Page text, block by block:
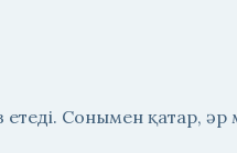
етеді. Сонымен қатар,